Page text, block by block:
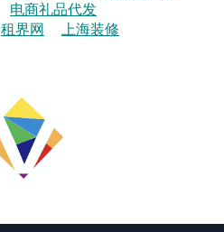
电商礼品代发
租界网 上海装修